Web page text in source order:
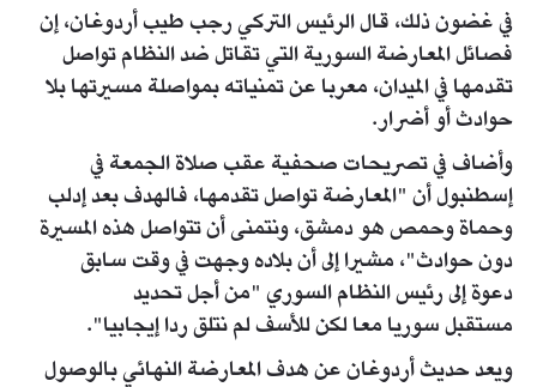
في غضون ذلك، قال الرئيس التركي رجب طيب أردوغان، إن
فصائل المعارضة السورية التي تقاتل ضد النظام تواصل
تقدمها في الميدان، معربا عن تمنياته بمواصلة مسيرتها بلا
حوادث أو أضرار.
وأضاف في تصريحات صحفية عقب صلاة الجمعة في
إسطنبول أن "المعارضة تواصل تقدمها، فالهدف بعد إدلب
وحماة وحمص هو دمشق، ونتمنى أن تتواصل هذه المسيرة
دون حوادث"، مشيرا إلى أن بلاده وجهت في وقت سابق
دعوة إلى رئيس النظام السوري "من أجل تحديد
مستقبل سوريا معا لكن للأسف لم نتلق ردا إيجابيا".
ويعد حديث أردوغان عن هدف المعارضة النهائي بالوصول